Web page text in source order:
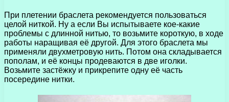
При плетении браслета рекомендуется пользоваться
целой ниткой. Ну а если Вы испытываете кое-какие
проблемы с длинной нитью, то возьмите короткую, в ходе
работы наращивая её другой. Для этого браслета мы
применяли двухметровую нить. Потом она складывается
пополам, и её концы продеваются в две иголки.
Возьмите застёжку и прикрепите одну её часть
посередине нитки.